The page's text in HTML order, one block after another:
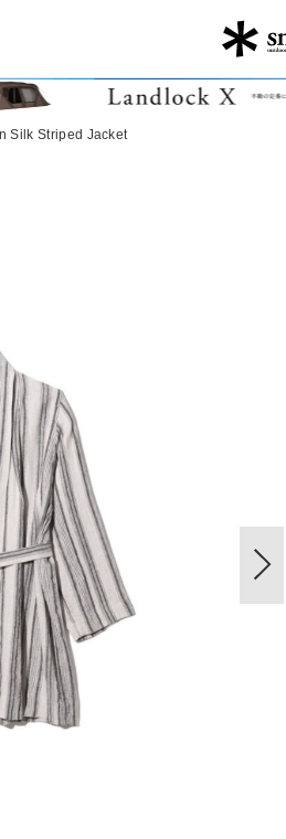
Silk Striped Jacket